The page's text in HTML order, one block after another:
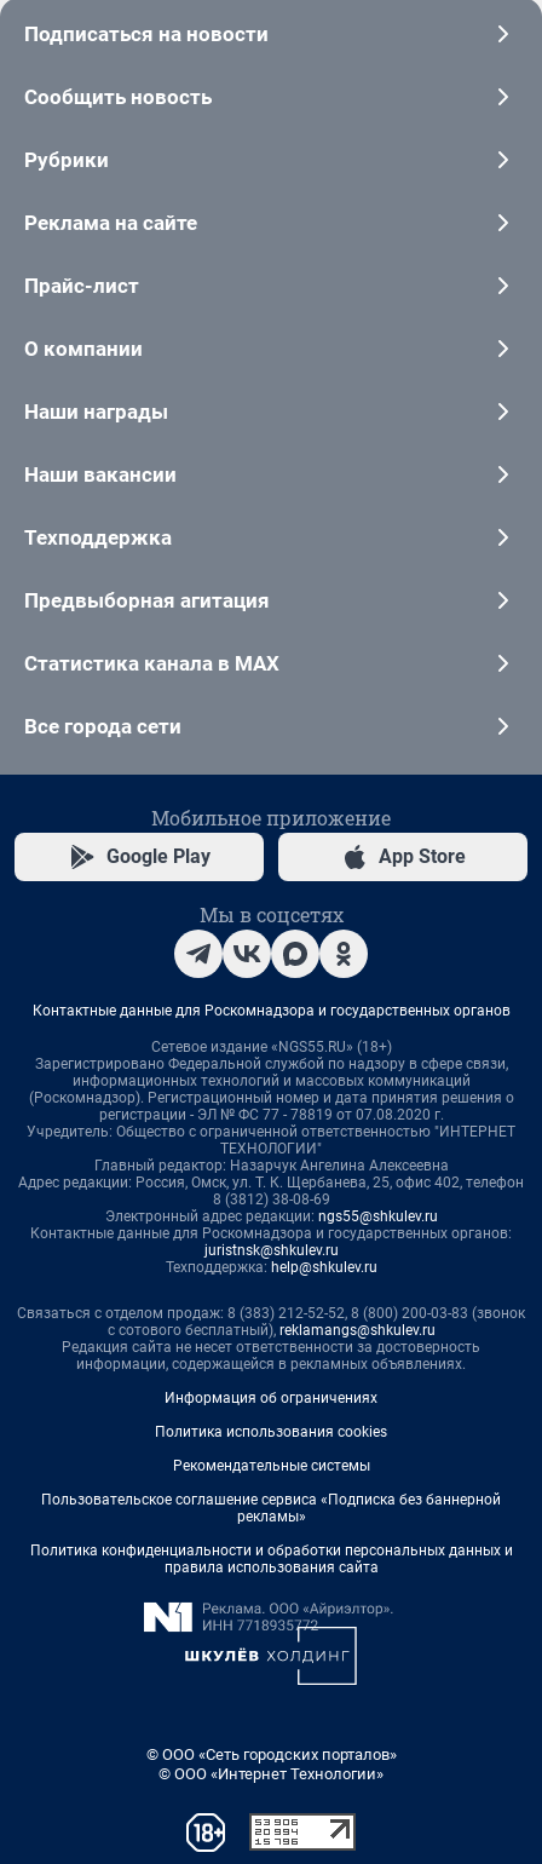
Подписаться на новости
Сообщить новость
Рубрики
Реклама на сайте
Прайс-лист
О компании
Наши награды
Наши вакансии
Техподдержка
Предвыборная агитация
Статистика канала в MAX
Все города сети
Мобильное приложение
Google Play App Store
Мы в соцсетях
Контактные данные для Роскомнадзора и государственных органов
Сетевое издание «NGS55.RU» (18+)
Зарегистрировано Федеральной службой по надзору в сфере связи,
информационных технологий и массовых коммуникаций
(Роскомнадзор). Регистрационный номер и дата принятия решения о
регистрации - ЭЛ № ФС 77 - 78819 от 07.08.2020 г.
Учредитель: Общество с ограниченной ответственностью "ИНТЕРНЕТ
ТЕХНОЛОГИИ"
Главный редактор: Назарчук Ангелина Алексеевна
Адрес редакции: Россия, Омск, ул. Т. К. Щербанева, 25, офис 402, телефон
8 (3812) 38-08-69
Электронный адрес редакции: ngs55@shkulev.ru
Контактные данные для Роскомнадзора и государственных органов:
juristnsk@shkulev.ru
Техподдержка: help@shkulev.ru
Связаться с отделом продаж: 8 (383) 212-52-52, 8 (800) 200-03-83 (звонок
с сотового бесплатный), reklamangs@shkulev.ru
Редакция сайта не несет ответственности за достоверность
информации, содержащейся в рекламных объявлениях.
Информация об ограничениях
Политика использования cookies
Рекомендательные системы
Пользовательское соглашение сервиса «Подписка без баннерной
рекламы»
Политика конфиденциальности и обработки персональных данных и
правила использования сайта
© ООО «Сеть городских порталов»
© ООО «Интернет Технологии»